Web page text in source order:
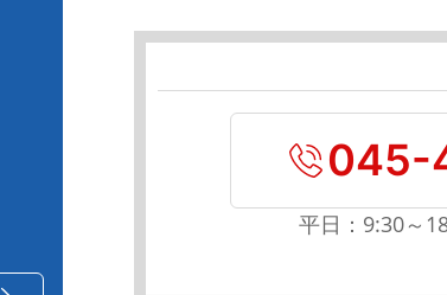
045-
平日：9:30～